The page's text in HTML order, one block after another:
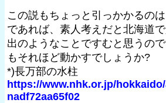
この説もちょっと引っかかるの
であれば、素人考えだと北海道
出のようなことですむと思うの
もそれほど動かすでしょうか?
*)長万部の水柱
https://www.nhk.or.jp/
nadf72aa65f02